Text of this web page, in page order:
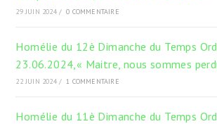
29 JUIN 2024 / 0 COMMENTAIRE
Homélie du 12è Dimanche du Temps
23.06.2024,« Maitre, nous sommes
22 JUIN 2024 / 1 COMMENTAIRE
Homélie du 11è Dimanche du Temps